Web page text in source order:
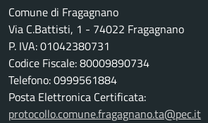
Comune di Fragagnano
Via C.Battisti, 1 - 74022 Fragagnano
P. IVA: 01042380731
Codice Fiscale: 80009890734
Telefono: 0999561884
Posta Elettronica Certificata:
protocollo.comune.fragagnano.ta@pec.it